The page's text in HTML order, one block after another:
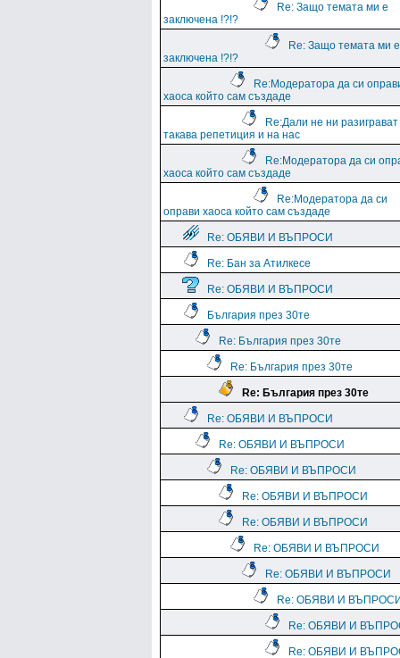
Re: Защо темата ми е
заключена !?!?
Re: Защо темата ми е
заключена !?!?
Re:Модератора да си
хаоса който сам създаде
Re:Дали не ни разиграват
такава репетиция и на нас
Re:Модератора да си
хаоса който сам създаде
Re:Модератора да си
оправи хаоса който сам създаде
Re: ОБЯВИ И ВЪПРОСИ
Re: Бан за Атилкесе
Re: ОБЯВИ И ВЪПРОСИ
България през 30те
Re: България през 30те
Re: България през 30те
Re: България през 30те
Re: ОБЯВИ И ВЪПРОСИ
Re: ОБЯВИ И ВЪПРОСИ
Re: ОБЯВИ И ВЪПРОСИ
Re: ОБЯВИ И ВЪПРОСИ
Re: ОБЯВИ И ВЪПРОСИ
Re: ОБЯВИ И ВЪПРОСИ
Re: ОБЯВИ И ВЪПРОСИ
Re: ОБЯВИ И
Re: ОБЯВИ И
Re: ОБЯВИ И